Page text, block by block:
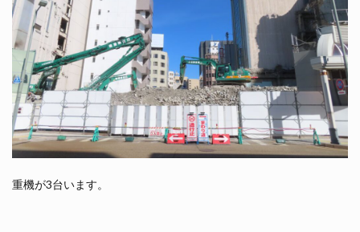
重機が3台います。